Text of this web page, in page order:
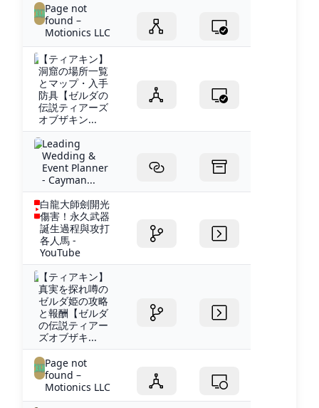
Page not
found –
Motionics LLC
【ティアキン】
洞窟の場所一覧
とマップ・入手
防具【ゼルダの
伝説ティアーズ
オブザキン...
Leading
Wedding &
Event Planner
- Cayman...
白龍大師劍開光
傷害！永久武器
誕生過程與攻打
各人馬 -
YouTube
【ティアキン】
真実を探れ噂の
ゼルダ姫の攻略
と報酬【ゼルダ
の伝説ティアー
ズオブザキ...
Page not
found –
Motionics LLC